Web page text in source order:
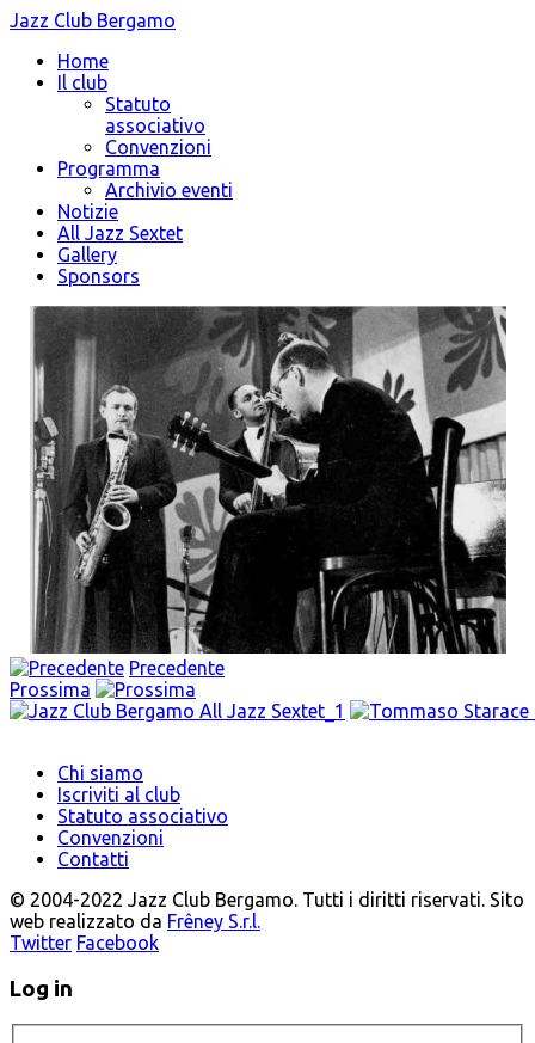
Jazz Club Bergamo
Home
Il club
Statuto
associativo
Convenzioni
Programma
Archivio eventi
Notizie
All Jazz Sextet
Gallery
Sponsors
Precedente
Prossima
Chi siamo
Iscriviti al club
Statuto associativo
Convenzioni
Contatti
© 2004-2022 Jazz Club Bergamo. Tutti i diritti riservati. Sito
web realizzato da Frêney S.r.l.
Twitter Facebook
Log in